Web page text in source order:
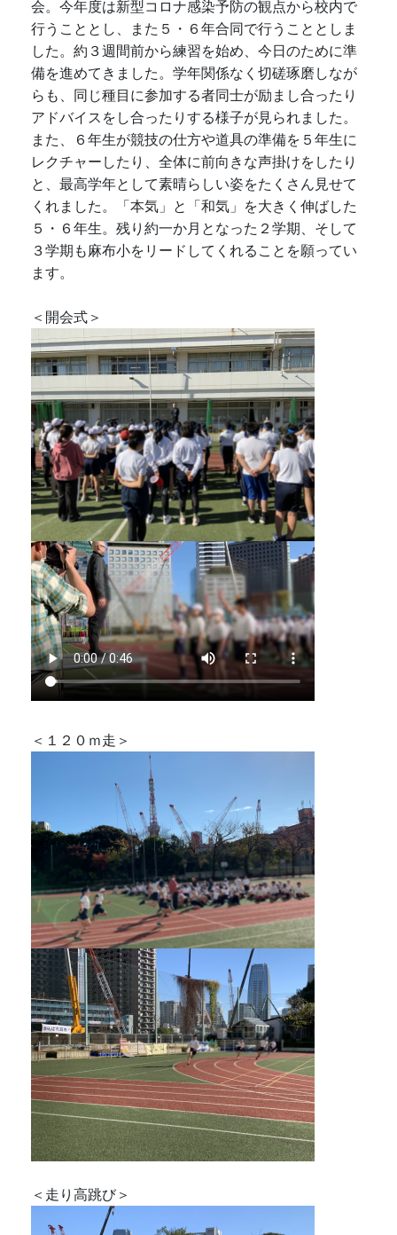
会。今年度は新型コロナ感染予防の観点から校内で
行うこととし、また５・６年合同で行うこととしま
した。約３週間前から練習を始め、今日のために準
備を進めてきました。学年関係なく切磋琢磨しなが
らも、同じ種目に参加する者同士が励まし合ったり
アドバイスをし合ったりする様子が見られました。
また、６年生が競技の仕方や道具の準備を５年生に
レクチャーしたり、全体に前向きな声掛けをしたり
と、最高学年として素晴らしい姿をたくさん見せて
くれました。「本気」と「和気」を大きく伸ばした
５・６年生。残り約一か月となった２学期、そして
３学期も麻布小をリードしてくれることを願ってい
ます。
＜開会式＞
＜１２０ｍ走＞
＜走り高跳び＞